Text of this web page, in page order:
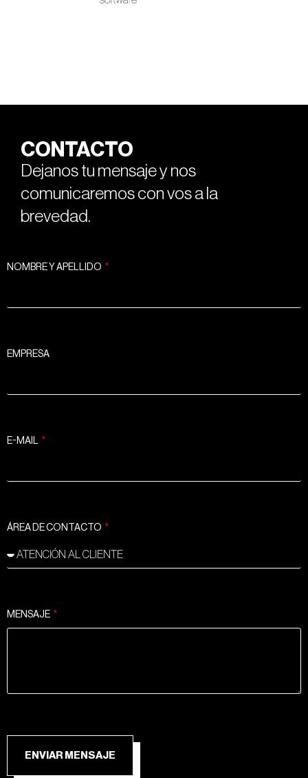
CONTACTO
Dejanos tu mensaje y nos
comunicaremos con vos a la
brevedad.
NOMBRE Y APELLIDO
EMPRESA
E-MAIL
ÁREA DE CONTACTO
MENSAJE
ENVIAR MENSAJE